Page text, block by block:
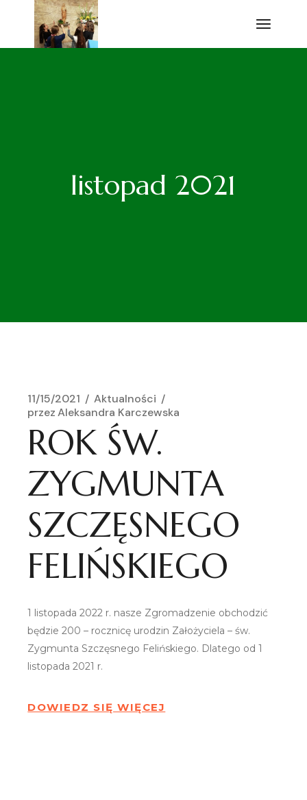
Przejdź
listopad 2021
11/15/2021
Aktualności
przez Aleksandra Karczewska
ROK ŚW.
ZYGMUNTA
SZCZĘSNEGO
FELIŃSKIEGO
1 listopada 2022 r. nasze Zgromadzenie obchodzić
będzie 200 – rocznicę urodzin Założyciela – św.
Zygmunta Szczęsnego Felińskiego. Dlatego od 1
listopada 2021 r.
DOWIEDZ SIĘ WIĘCEJ